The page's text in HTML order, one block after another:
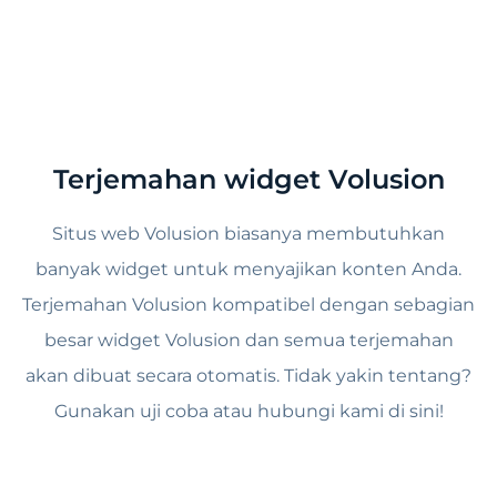
Terjemahan widget Volusion
Situs web Volusion biasanya membutuhkan
banyak widget untuk menyajikan konten Anda.
Terjemahan Volusion kompatibel dengan sebagian
besar widget Volusion dan semua terjemahan
akan dibuat secara otomatis. Tidak yakin tentang?
Gunakan uji coba atau hubungi kami di sini!